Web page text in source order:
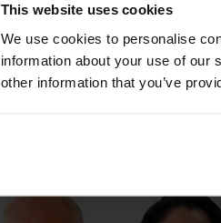
This website uses cookies
We use cookies to personalise
information about your use of our
other information that you’ve